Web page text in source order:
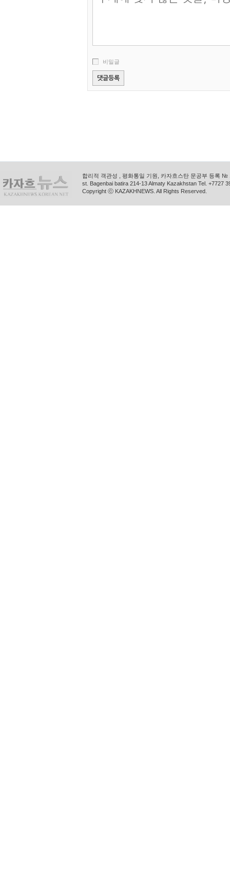
비밀글
합리적 객관성 , 평화통일 기원, 카자흐스탄 문공부 등록
st. Bagenbai batira 214-13 Almaty Kazakhstan Tel. +7727
Copyright ⓒ KAZAKHNEWS. All Rights Reserved.